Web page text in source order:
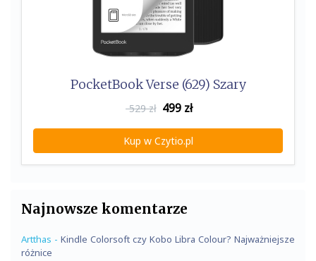
PocketBook Verse (629) Szary
529 zł 499 zł
Kup w Czytio.pl
Najnowsze komentarze
Artthas - Kindle Colorsoft czy Kobo Libra Colour? Najważniejsze
różnice